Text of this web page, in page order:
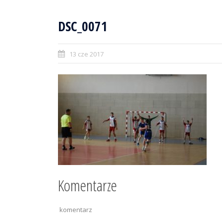
DSC_0071
13 cze 2017
Komentarze
komentarz